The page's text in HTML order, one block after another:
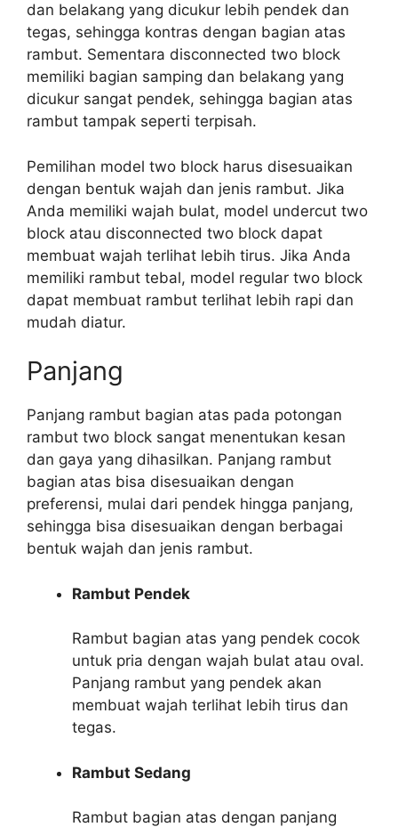
dan belakang yang dicukur lebih pendek dan
tegas, sehingga kontras dengan bagian atas
rambut. Sementara disconnected two block
memiliki bagian samping dan belakang yang
dicukur sangat pendek, sehingga bagian atas
rambut tampak seperti terpisah.
Pemilihan model two block harus disesuaikan
dengan bentuk wajah dan jenis rambut. Jika
Anda memiliki wajah bulat, model undercut two
block atau disconnected two block dapat
membuat wajah terlihat lebih tirus. Jika Anda
memiliki rambut tebal, model regular two block
dapat membuat rambut terlihat lebih rapi dan
mudah diatur.
Panjang
Panjang rambut bagian atas pada potongan
rambut two block sangat menentukan kesan
dan gaya yang dihasilkan. Panjang rambut
bagian atas bisa disesuaikan dengan
preferensi, mulai dari pendek hingga panjang,
sehingga bisa disesuaikan dengan berbagai
bentuk wajah dan jenis rambut.
Rambut Pendek
Rambut bagian atas yang pendek cocok
untuk pria dengan wajah bulat atau oval.
Panjang rambut yang pendek akan
membuat wajah terlihat lebih tirus dan
tegas.
Rambut Sedang
Rambut bagian atas dengan panjang